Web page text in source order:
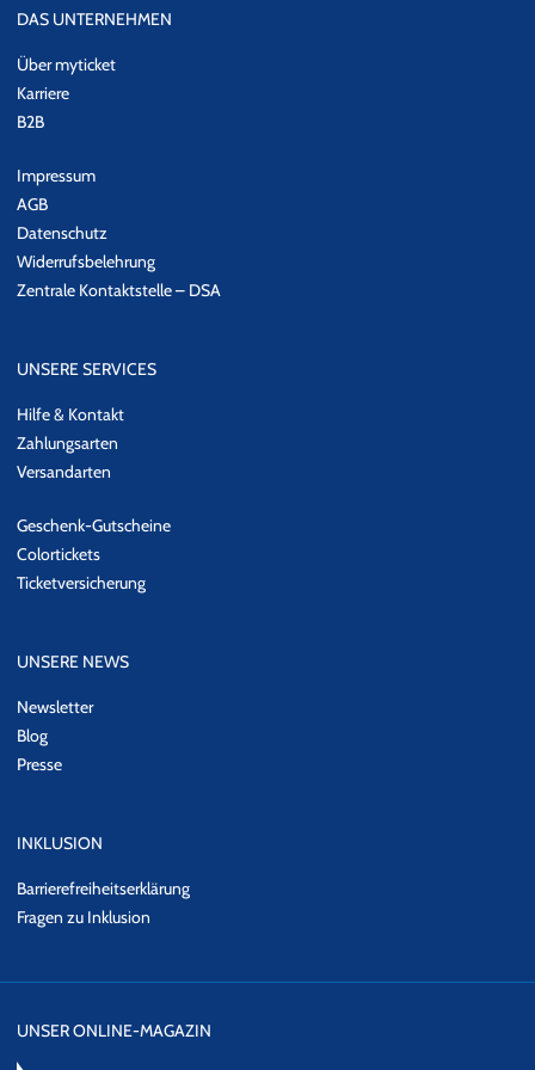
DAS UNTERNEHMEN
Über myticket
Karriere
B2B
Impressum
AGB
Datenschutz
Widerrufsbelehrung
Zentrale Kontaktstelle – DSA
UNSERE SERVICES
Hilfe & Kontakt
Zahlungsarten
Versandarten
Geschenk-Gutscheine
Colortickets
Ticketversicherung
UNSERE NEWS
Newsletter
Blog
Presse
INKLUSION
Barrierefreiheitserklärung
Fragen zu Inklusion
UNSER ONLINE-MAGAZIN